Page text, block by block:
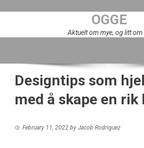
OGGE
Aktuelt om mye, og litt om
Designtips som
med å skape en rik
February 11, 2022 by Jacob Rodriguez